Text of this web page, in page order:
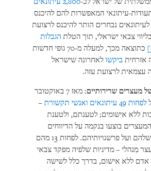
עיתונאי המאפשרות להם להיכנס
נבחרים הותר להיכנס לרצועת
צבאי ישראלי, תוך הטלת הגבלות
כתוצאה מכך, למעלה מ-70 גופי חדשות
אזרחית ביקשו לאחרונה שישראל
עצמאית לרצועת עזה.
מעצרים שרירותיים
: מאז 7 באוקטובר
לפחות 49 עיתונאים ואנשי תקשורת
–
ללא אישומים; לטענתם, ולטענת
בוצעו בנקמה על הדיווחים
העיתונאיים שלהם ועל פרשנויותיהם. לפחות 13 מהם
מִנהלי – מדיניות שלפיה מפקד צבאי
אדם ללא אישום, בדרך כלל לשישה